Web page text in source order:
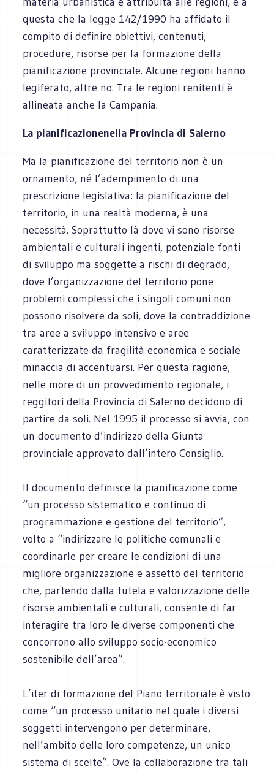
questa che la legge 142/1990 ha affidato il
compito di definire obiettivi, contenuti,
procedure, risorse per la formazione della
pianificazione provinciale. Alcune regioni hanno
legiferato, altre no. Tra le regioni renitenti è
allineata anche la Campania.
La pianificazionenella Provincia di Salerno
Ma la pianificazione del territorio non è un
ornamento, né l’adempimento di una
prescrizione legislativa: la pianificazione del
territorio, in una realtà moderna, è una
necessità. Soprattutto là dove vi sono risorse
ambientali e culturali ingenti, potenziale fonti
di sviluppo ma soggette a rischi di degrado,
dove l’organizzazione del territorio pone
problemi complessi che i singoli comuni non
possono risolvere da soli, dove la contraddizione
tra aree a sviluppo intensivo e aree
caratterizzate da fragilità economica e sociale
minaccia di accentuarsi. Per questa ragione,
nelle more di un provvedimento regionale, i
reggitori della Provincia di Salerno decidono di
partire da soli. Nel 1995 il processo si avvia, con
un documento d’indirizzo della Giunta
provinciale approvato dall’intero Consiglio.
Il documento definisce la pianificazione come
“un processo sistematico e continuo di
programmazione e gestione del territorio”,
volto a “indirizzare le politiche comunali e
coordinarle per creare le condizioni di una
migliore organizzazione e assetto del territorio
che, partendo dalla tutela e valorizzazione delle
risorse ambientali e culturali, consente di far
interagire tra loro le diverse componenti che
concorrono allo sviluppo socio-economico
sostenibile dell’area”.
L’iter di formazione del Piano territoriale è visto
come “un processo unitario nel quale i diversi
soggetti intervengono per determinare,
nell’ambito delle loro competenze, un unico
sistema di scelte”. Ove la collaborazione tra tali